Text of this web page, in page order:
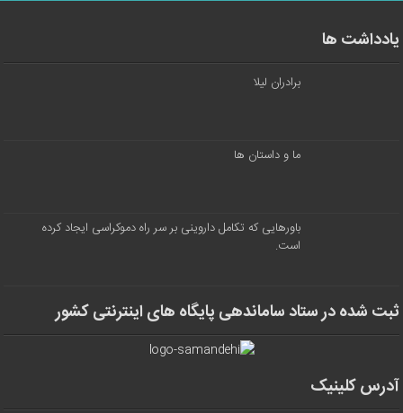
یادداشت ها
برادران لیلا
ما و داستان ها
باورهایی که تکامل داروینی بر سر راه دموکراسی ایجاد کرده
است.
ثبت شده در ستاد ساماندهی پایگاه های اینترنتی کشور
آدرس کلینیک